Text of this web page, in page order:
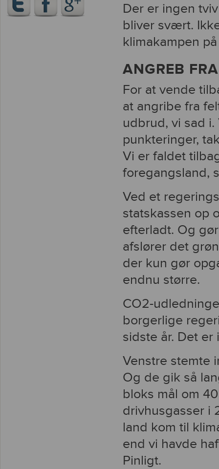
Der er ingen
bliver svært.
klimakampen
ANGREB
For at vende
at angribe fra
udbrud, vi sad
punkteringer,
Vi er faldet
foregangsland,
Ved et
statskassen op
efterladt. Og
afslører det
der kun gør
endnu større.
CO2-
borgerlige
sidste år. Det
Venstre stemte
Og de gik så
bloks mål om
drivhusgasser i
land kom til
end vi havde
Pinligt.